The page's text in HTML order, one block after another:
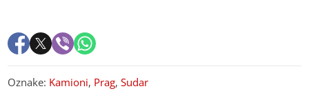
Oznake: Kamioni, Prag,Sudar